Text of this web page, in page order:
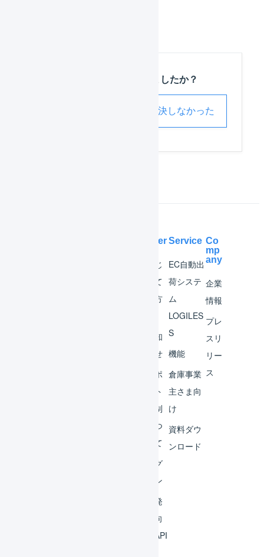
この記事は役に立ちましたか？
解決しなかった
Help Center
はじ
めて
の方
お知
らせ
サポ
ート
体制
につ
いて
ログ
イン
開発
者向
けAPI
Service
EC自動出
荷システ
ム
LOGILES
S
機能
倉庫事業
主さま向
け
資料ダウ
ンロード
Co
mp
any
企業
情報
プレ
スリ
リー
ス